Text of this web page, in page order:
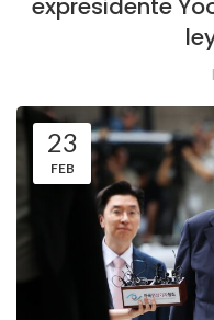
expresidente
23
FEB